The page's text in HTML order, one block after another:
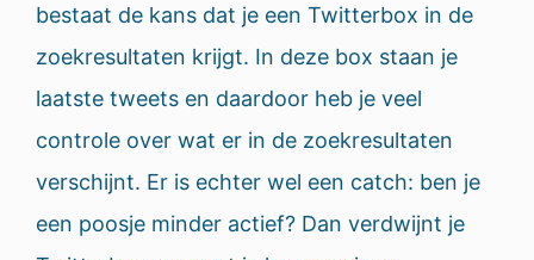
bestaat de kans dat je een Twitterbox in de
zoekresultaten krijgt. In deze box staan je
laatste tweets en daardoor heb je veel
controle over wat er in de zoekresultaten
verschijnt. Er is echter wel een catch: ben je
een poosje minder actief? Dan verdwijnt je